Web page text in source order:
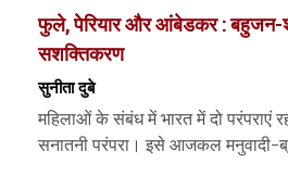
फुले, पेरियार और आंबेडकर : बहुजन-
सशक्तिकरण
सुनीता दुबे
महिलाओं के संबंध में भारत में दो परंपराएं
सनातनी परंपरा। इसे आजकल मनुवादी-